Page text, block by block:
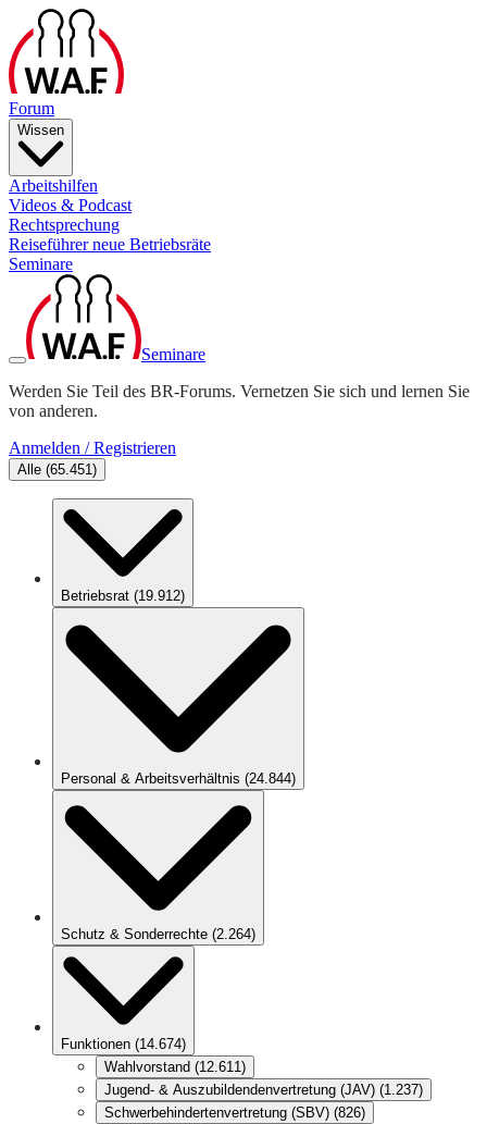
Forum
Wissen
Arbeitshilfen
Videos & Podcast
Rechtsprechung
Reiseführer neue Betriebsräte
Seminare
Seminare
Werden Sie Teil des BR-Forums. Vernetzen Sie sich und lernen Sie
von anderen.
Anmelden / Registrieren
Alle (65.451)
Betriebsrat (19.912)
Personal & Arbeitsverhältnis (24.844)
Schutz & Sonderrechte (2.264)
Funktionen (14.674)
Wahlvorstand (12.611)
Jugend- & Auszubildendenvertretung (JAV) (1.237)
Schwerbehindertenvertretung (SBV) (826)